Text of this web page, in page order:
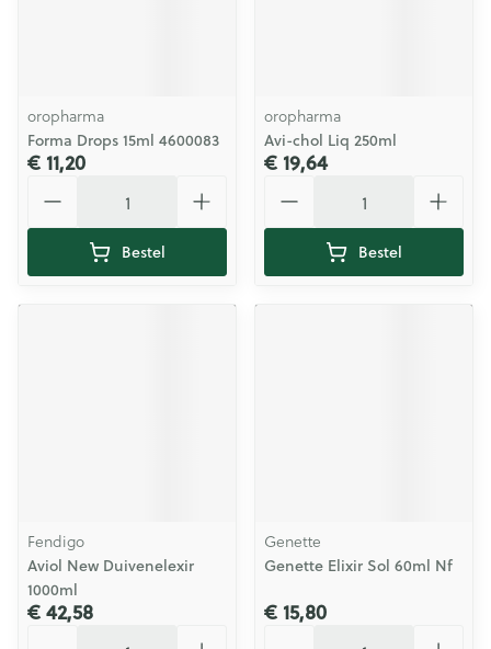
oropharma
Forma Drops 15ml 4600083
€ 11,20
Bestel
oropharma
Avi-chol Liq 250ml
€ 19,64
Bestel
Fendigo
Aviol New Duivenelexir
1000ml
€ 42,58
Genette
Genette Elixir Sol 60ml Nf
€ 15,80